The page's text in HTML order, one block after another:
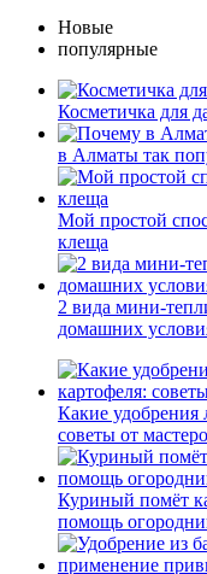
Новые
популярные
Косметичка для
в Алматы так
Мой простой
клеща
2 вида мини-
домашних
Какие удобрения
советы от
Куриный помёт
помощь